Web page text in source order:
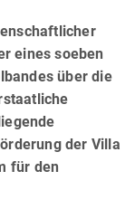
eines soeben
über die
der Villa
für den